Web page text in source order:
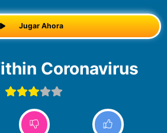
Jugar Ahora
Coronavirus